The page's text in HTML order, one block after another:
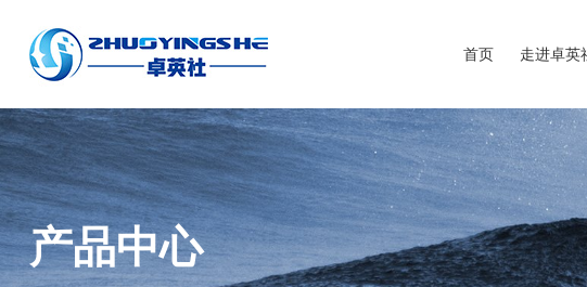
首页 走进卓英
产品中心